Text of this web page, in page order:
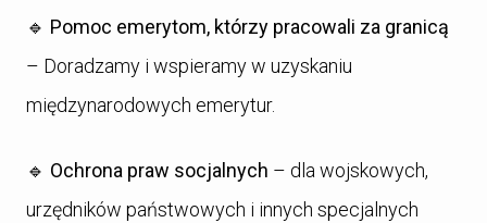
🔹 Pomoc emerytom, którzy pracowali za granicą
– Doradzamy i wspieramy w uzyskaniu
międzynarodowych emerytur.
🔹 Ochrona praw socjalnych – dla wojskowych,
urzędników państwowych i innych specjalnych